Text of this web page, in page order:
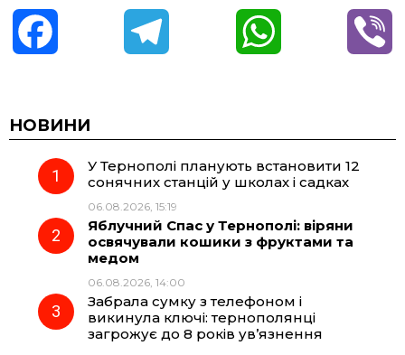
c
e
o
o
e
g
a
t
p
НОВИНИ
У Тернополі планують встановити 12
сонячних станцій у школах і садках
06.08.2026, 15:19
Яблучний Спас у Тернополі: віряни
освячували кошики з фруктами та
медом
06.08.2026, 14:00
Забрала сумку з телефоном і
викинула ключі: тернополянці
загрожує до 8 років ув’язнення